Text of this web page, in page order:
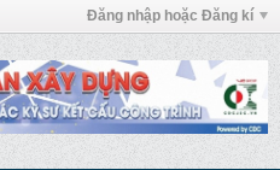
Đăng nhập hoặc Đăng kí